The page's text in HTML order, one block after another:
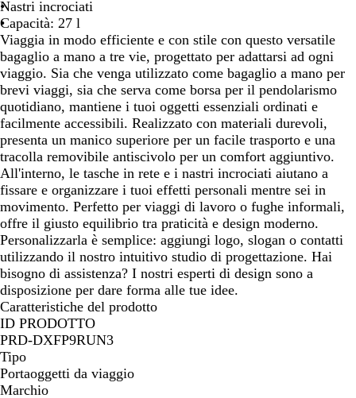
a
Nastri incrociati
Capacità: 27 l
Viaggia in modo efficiente e con stile con questo versatile
bagaglio a mano a tre vie, progettato per adattarsi ad ogni
viaggio. Sia che venga utilizzato come bagaglio a mano per
brevi viaggi, sia che serva come borsa per il pendolarismo
quotidiano, mantiene i tuoi oggetti essenziali ordinati e
facilmente accessibili. Realizzato con materiali durevoli,
presenta un manico superiore per un facile trasporto e una
tracolla removibile antiscivolo per un comfort aggiuntivo.
All'interno, le tasche in rete e i nastri incrociati aiutano a
fissare e organizzare i tuoi effetti personali mentre sei in
movimento. Perfetto per viaggi di lavoro o fughe informali,
offre il giusto equilibrio tra praticità e design moderno.
Personalizzarla è semplice: aggiungi logo, slogan o contatti
utilizzando il nostro intuitivo studio di progettazione. Hai
bisogno di assistenza? I nostri esperti di design sono a
disposizione per dare forma alle tue idee.
Caratteristiche del prodotto
ID PRODOTTO
PRD-DXFP9RUN3
Tipo
Portaoggetti da viaggio
Marchio